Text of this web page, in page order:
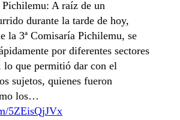
A raíz de un
durante la tarde de hoy,
la 3ª Comisaría Pichilemu, se
por diferentes sectores
lo que permitió dar con el
sujetos, quienes fueron
los…
5ZEisQjJVx